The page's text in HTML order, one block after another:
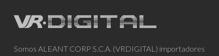
Somos ALEANT CORP S.C.A. (VRDIGITAL) importadores